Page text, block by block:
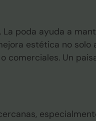
poda ayuda a
estética no solo
comerciales. Un